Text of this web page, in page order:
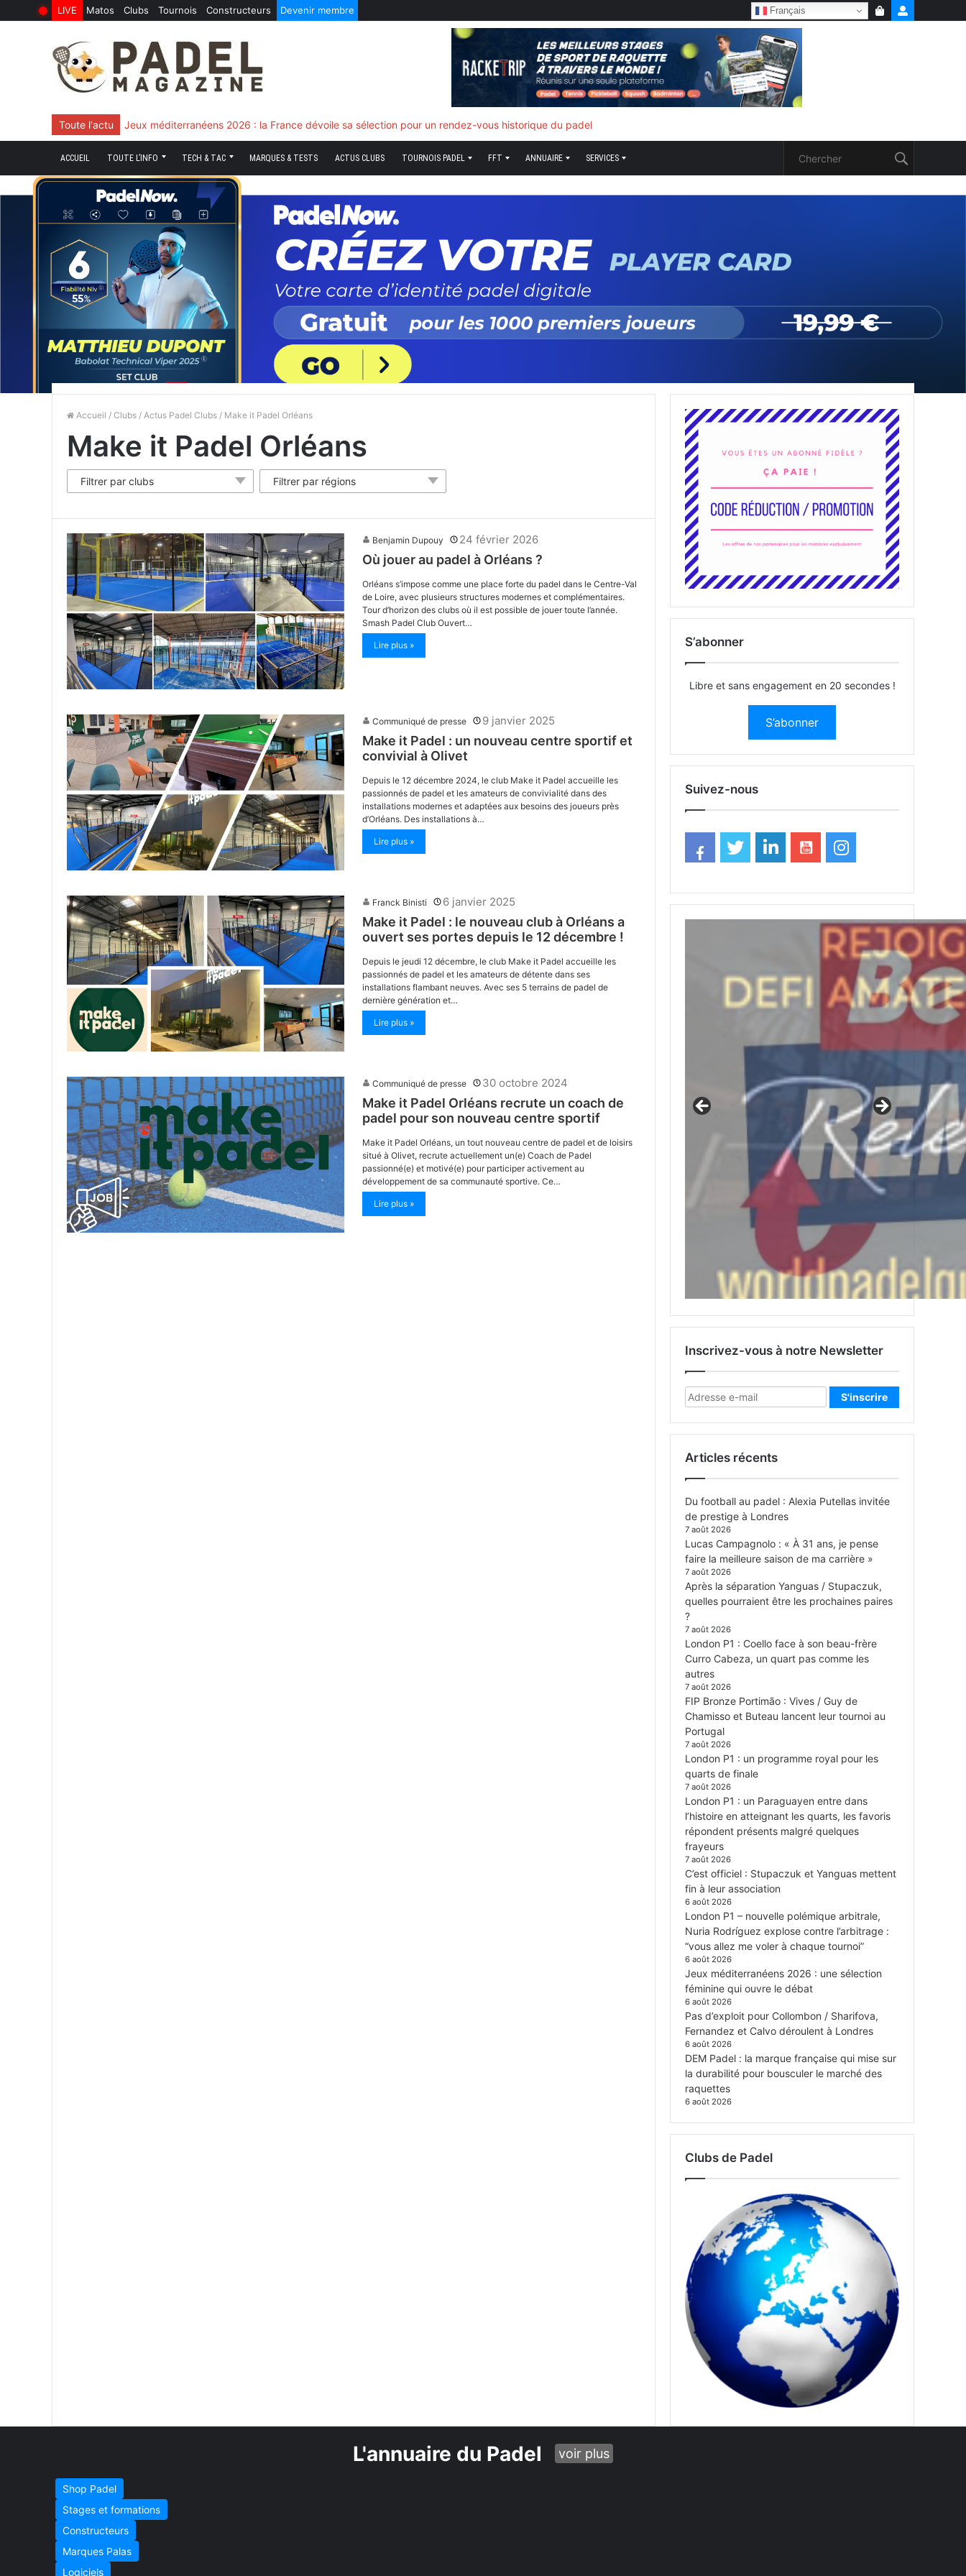
LIVE Matos Clubs Tournois Constructeurs Devenir membre Français
Toute l'actu Chingotto, ciblé tout le match mais décisif quand tout bascule
ACCUEIL TOUTE L’INFO
6 Août 2026
TECH & TAC
10 Juin 2026
MARQUES & TESTS ACTUS CLUBS TOURNOIS PADEL FFT ANNUAIRE SERVICES
Accueil / Clubs / Actus Padel Clubs / Make it Padel Orléans
Make it Padel Orléans
Filtrer par clubs Filtrer par régions
Benjamin Dupouy 24 février 2026
Où jouer au padel à Orléans ?
Orléans s’impose comme une place forte du padel dans le Centre-Val
de Loire, avec plusieurs structures modernes et complémentaires.
Tour d’horizon des clubs où il est possible de jouer toute l’année.
Smash Padel Club Ouvert…
Lire plus »
Communiqué de presse 9 janvier 2025
Make it Padel : un nouveau centre sportif et
convivial à Olivet
Depuis le 12 décembre 2024, le club Make it Padel accueille les
passionnés de padel et les amateurs de convivialité dans des
installations modernes et adaptées aux besoins des joueurs près
d’Orléans. Des installations à…
Lire plus »
Franck Binisti 6 janvier 2025
Make it Padel : le nouveau club à Orléans a
ouvert ses portes depuis le 12 décembre !
Depuis le jeudi 12 décembre, le club Make it Padel accueille les
passionnés de padel et les amateurs de détente dans ses
installations flambant neuves. Avec ses 5 terrains de padel de
dernière génération et…
Lire plus »
Communiqué de presse 30 octobre 2024
Make it Padel Orléans recrute un coach de
padel pour son nouveau centre sportif
Make it Padel Orléans, un tout nouveau centre de padel et de loisirs
situé à Olivet, recrute actuellement un(e) Coach de Padel
passionné(e) et motivé(e) pour participer activement au
développement de sa communauté sportive. Ce…
Lire plus »
S’abonner
Libre et sans engagement en 20 secondes !
S’abonner
Suivez-nous
Inscrivez-vous à notre Newsletter
Articles récents
Du football au padel : Alexia Putellas invitée
de prestige à Londres
7 août 2026
Lucas Campagnolo : « À 31 ans, je pense
faire la meilleure saison de ma carrière »
7 août 2026
Après la séparation Yanguas / Stupaczuk,
quelles pourraient être les prochaines paires
?
7 août 2026
London P1 : Coello face à son beau-frère
Curro Cabeza, un quart pas comme les
autres
7 août 2026
FIP Bronze Portimão : Vives / Guy de
Chamisso et Buteau lancent leur tournoi au
Portugal
7 août 2026
London P1 : un programme royal pour les
quarts de finale
7 août 2026
London P1 : un Paraguayen entre dans
l’histoire en atteignant les quarts, les favoris
répondent présents malgré quelques
frayeurs
7 août 2026
C’est officiel : Stupaczuk et Yanguas mettent
fin à leur association
6 août 2026
London P1 – nouvelle polémique arbitrale,
Nuria Rodríguez explose contre l’arbitrage :
“vous allez me voler à chaque tournoi”
6 août 2026
Jeux méditerranéens 2026 : une sélection
féminine qui ouvre le débat
6 août 2026
Pas d’exploit pour Collombon / Sharifova,
Fernandez et Calvo déroulent à Londres
6 août 2026
DEM Padel : la marque française qui mise sur
la durabilité pour bousculer le marché des
raquettes
6 août 2026
Clubs de Padel
L'annuaire du Padel voir plus
Shop Padel
Stages et formations
Constructeurs
Marques Palas
Logiciels